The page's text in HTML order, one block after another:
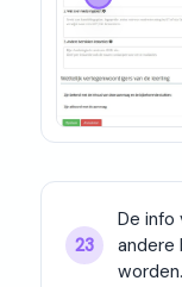
23
De info
andere
worden.